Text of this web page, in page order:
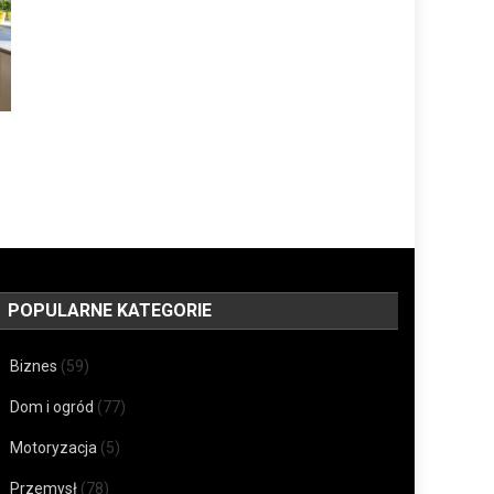
POPULARNE KATEGORIE
Biznes (59)
Dom i ogród (77)
Motoryzacja (5)
Przemysł(78)